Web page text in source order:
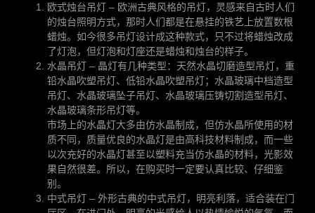
欧式烛台吊灯 – 欧洲古典风格的吊灯，灵感来自古时人们
的烛台照明方式，那时人们都是在悬挂的铁艺上放置数根
蜡烛。如今很多吊灯设计成这种款式，只不过将蜡烛改成
了灯泡，但灯泡和灯座还是蜡烛和烛台的样子。
水晶吊灯 – 晶灯有几种类型：天然水晶切磨造型吊灯，重
铅水晶吹塑吊灯、低铅水晶吹塑吊灯；水晶玻璃中档造型
吊灯、水晶玻璃坠子吊灯、水晶玻璃压铸切割造型吊灯、
水晶玻璃条形吊灯等。
市场上的水晶灯大多由仿水晶制成，但仿水晶所使用的材
质不同，质量优良的水晶灯是由高科技材料制成，而一些
以次充好的水晶灯甚至以塑料充当仿水晶的材料，光影效
果自然很差。所以，在购买时一定要认真比较、仔细鉴
别。
中式吊灯 – 外形古典的中式吊灯，明亮利落，适合装在门